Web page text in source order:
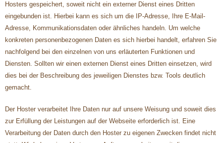
Hosters gespeichert, soweit nicht ein externer Dienst eines Dritten
eingebunden ist. Hierbei kann es sich um die IP-Adresse, Ihre E-Mail-
Adresse, Kommunikationsdaten oder ähnliches handeln. Um welche
konkreten personenbezogenen Daten es sich hierbei handelt, erfahren Sie
nachfolgend bei den einzelnen von uns erläuterten Funktionen und
Diensten. Sollten wir einen externen Dienst eines Dritten einsetzen, wird
dies bei der Beschreibung des jeweiligen Dienstes bzw. Tools deutlich
gemacht.
Der Hoster verarbeitet Ihre Daten nur auf unsere Weisung und soweit dies
zur Erfüllung der Leistungen auf der Webseite erforderlich ist. Eine
Verarbeitung der Daten durch den Hoster zu eigenen Zwecken findet nicht